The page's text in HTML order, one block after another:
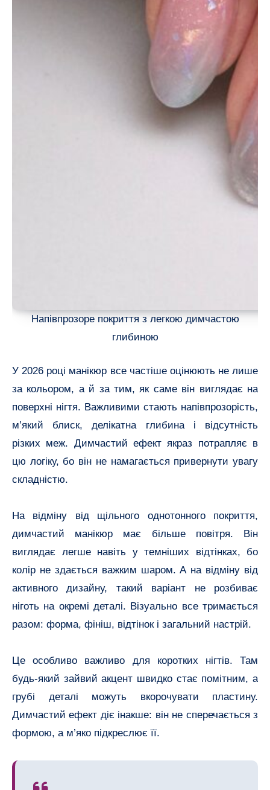
Напівпрозоре покриття з легкою димчастою
глибиною
У 2026 році манікюр все частіше оцінюють не лише
за кольором, а й за тим, як саме він виглядає на
поверхні нігтя. Важливими стають напівпрозорість,
м’який блиск, делікатна глибина і відсутність
різких меж. Димчастий ефект якраз потрапляє в
цю логіку, бо він не намагається привернути увагу
складністю.
На відміну від щільного однотонного покриття,
димчастий манікюр має більше повітря. Він
виглядає легше навіть у темніших відтінках, бо
колір не здається важким шаром. А на відміну від
активного дизайну, такий варіант не розбиває
ніготь на окремі деталі. Візуально все тримається
разом: форма, фініш, відтінок і загальний настрій.
Це особливо важливо для коротких нігтів. Там
будь-який зайвий акцент швидко стає помітним, а
грубі деталі можуть вкорочувати пластину.
Димчастий ефект діє інакше: він не сперечається з
формою, а м’яко підкреслює її.